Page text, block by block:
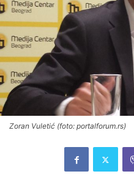
Zoran Vuletić (foto: portalforum.rs)